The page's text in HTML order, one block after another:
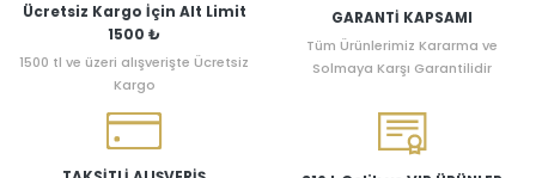
Ücretsiz Kargo İçin Alt Limit
1500 ₺
1500 tl ve üzeri alışverişte Ücretsiz
Kargo
GARANTİ KAPSAMI
Tüm Ürünlerimiz Kararma ve
Solmaya Karşı Garantilidir